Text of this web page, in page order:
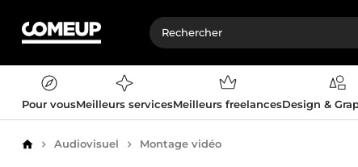
Pour vousMeilleurs servicesMeilleurs freelancesDesign &
AccueilAudiovisuel Montage vidéo